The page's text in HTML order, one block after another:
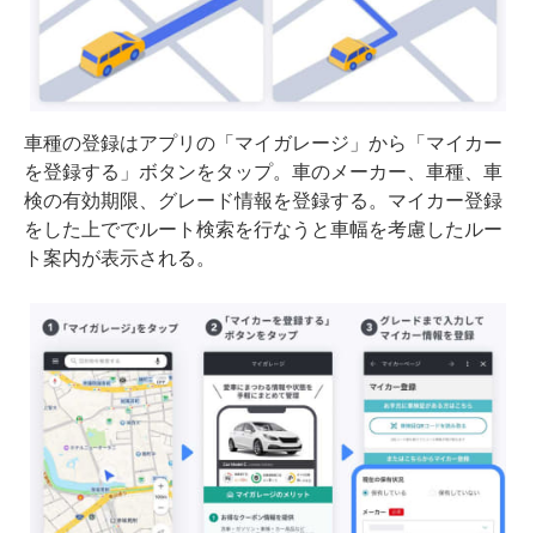
車種の登録はアプリの「マイガレージ」から「マイカー
を登録する」ボタンをタップ。車のメーカー、車種、車
検の有効期限、グレード情報を登録する。マイカー登録
をした上ででルート検索を行なうと車幅を考慮したルー
ト案内が表示される。